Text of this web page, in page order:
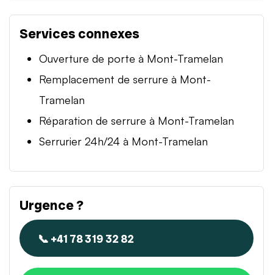
Services connexes
Ouverture de porte à Mont-Tramelan
Remplacement de serrure à Mont-
Tramelan
Réparation de serrure à Mont-Tramelan
Serrurier 24h/24 à Mont-Tramelan
Urgence ?
📞 +41 78 319 32 82